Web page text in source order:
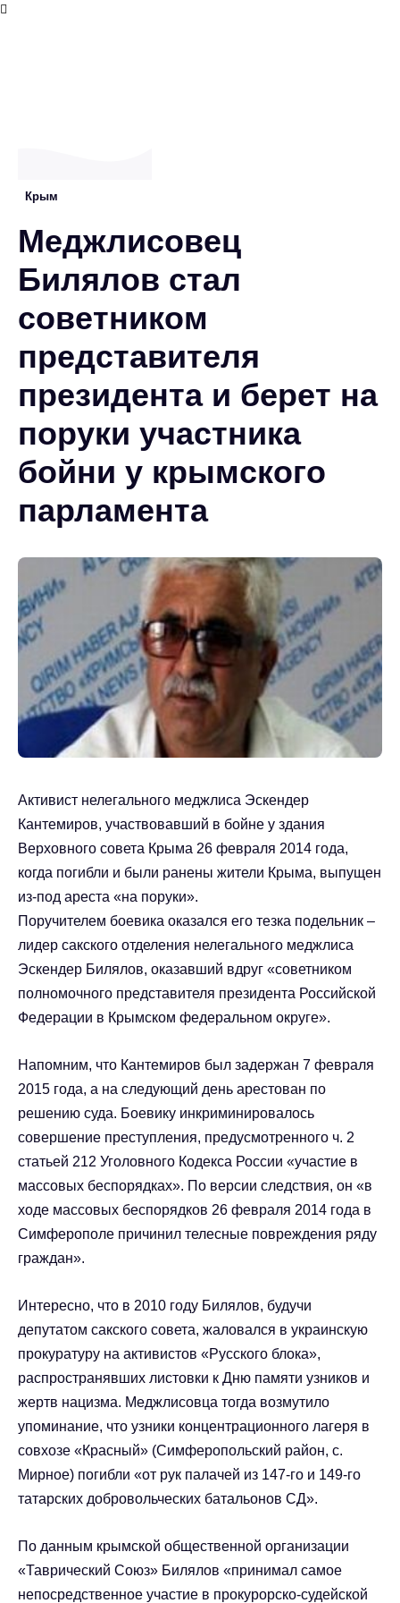
Крым
Меджлисовец
Билялов стал
советником
представителя
президента и берет на
поруки участника
бойни у крымского
парламента
Активист нелегального меджлиса Эскендер
Кантемиров, участвовавший в бойне у здания
Верховного совета Крыма 26 февраля 2014 года,
когда погибли и были ранены жители Крыма, выпущен
из-под ареста «на поруки».
Поручителем боевика оказался его тезка подельник –
лидер сакского отделения нелегального меджлиса
Эскендер Билялов, оказавший вдруг «советником
полномочного представителя президента Российской
Федерации в Крымском федеральном округе».
Напомним, что Кантемиров был задержан 7 февраля
2015 года, а на следующий день арестован по
решению суда. Боевику инкриминировалось
совершение преступления, предусмотренного ч. 2
статьей 212 Уголовного Кодекса России «участие в
массовых беспорядках». По версии следствия, он «в
ходе массовых беспорядков 26 февраля 2014 года в
Симферополе причинил телесные повреждения ряду
граждан».
Интересно, что в 2010 году Билялов, будучи
депутатом сакского совета, жаловался в украинскую
прокуратуру на активистов «Русского блока»,
распространявших листовки к Дню памяти узников и
жертв нацизма. Меджлисовца тогда возмутило
упоминание, что узники концентрационного лагеря в
совхозе «Красный» (Симферопольский район, с.
Мирное) погибли «от рук палачей из 147-го и 149-го
татарских добровольческих батальонов СД».
По данным крымской общественной организации
«Таврический Союз» Билялов «принимал самое
непосредственное участие в прокурорско-судейской